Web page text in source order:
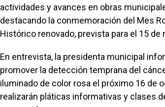
actividades y avances en obras
destacando la conmemoración del Mes
Histórico renovado, prevista para el 15 de
En entrevista, la presidenta municipal
promover la detección temprana del
iluminado de color rosa el próximo 16 de
realizarán pláticas informativas y clases